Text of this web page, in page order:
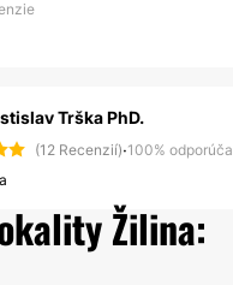
Trška PhD.
(12 Recenzií)·100% odporúča
Žilina: